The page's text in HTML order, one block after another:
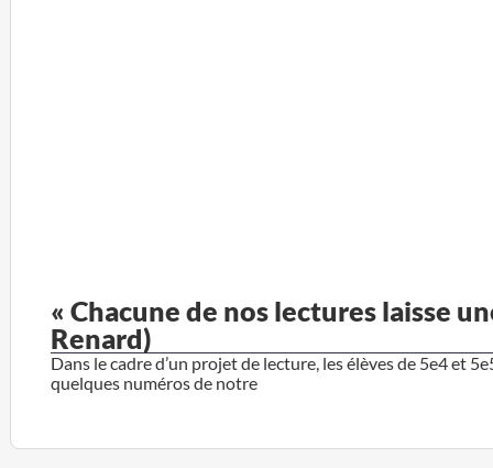
« Chacune de nos lectures laisse
Renard)
Dans le cadre d’un projet de lecture, les élèves de 5e4 et
quelques numéros de notre